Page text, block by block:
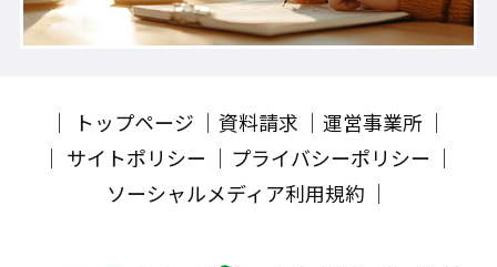
トップページ 資料請求
運営事業所
サイトポリシー
プライバシーポリシー
ソーシャルメディア利用規約